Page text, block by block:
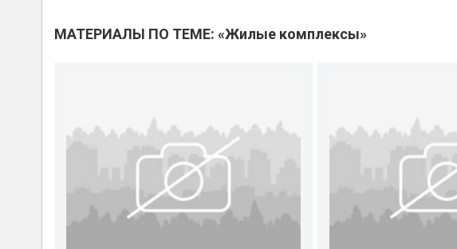
МАТЕРИАЛЫ ПО ТЕМЕ: «Жилые комплексы»